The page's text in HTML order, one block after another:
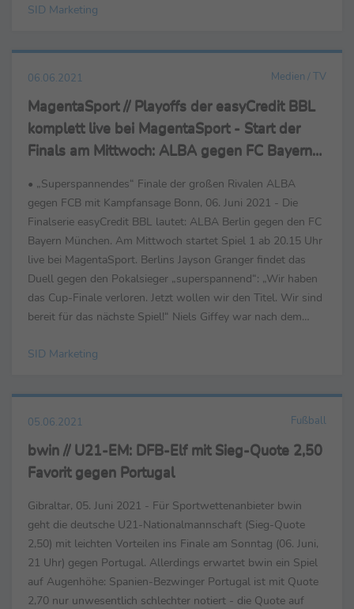
SID Marketing
06.06.2021 Medien / TV
MagentaSport // Playoffs der easyCredit BBL
komplett live bei MagentaSport - Start der
Finals am Mittwoch: ALBA gegen FC Bayern
• „Superspannendes“ Finale der großen Rivalen ALBA
gegen FCB mit Kampfansage Bonn, 06. Juni 2021 - Die
Finalserie easyCredit BBL lautet: ALBA Berlin gegen den FC
Bayern München. Am Mittwoch startet Spiel 1 ab 20.15 Uhr
live bei MagentaSport. Berlins Jayson Granger findet das
Duell gegen den Pokalsieger „superspannend“: „Wir haben
das Cup-Finale verloren. Jetzt wollen wir den Titel. Wir sind
bereit für das nächste Spiel!“ Niels Giffey war nach dem
SID Marketing
05.06.2021 Fußball
bwin // U21-EM: DFB-Elf mit Sieg-Quote 2,50
Favorit gegen Portugal
Gibraltar, 05. Juni 2021 - Für Sportwettenanbieter bwin
geht die deutsche U21-Nationalmannschaft (Sieg-Quote
2,50) mit leichten Vorteilen ins Finale am Sonntag (06. Juni,
21 Uhr) gegen Portugal. Allerdings erwartet bwin ein Spiel
auf Augenhöhe: Spanien-Bezwinger Portugal ist mit Quote
2,70 nur unwesentlich schlechter notiert - die Quote auf